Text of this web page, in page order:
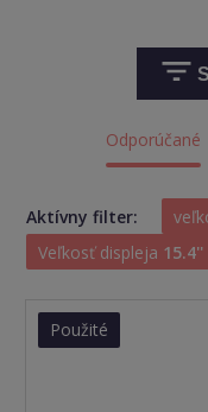
Odporúčané
Aktívny filter:
Veľkosť displeja 15.4''
Použité